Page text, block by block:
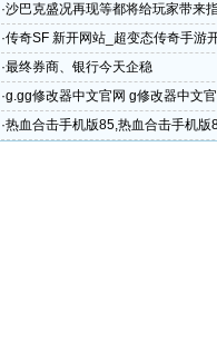
·沙巴克盛况再现等都将给玩家带来
震撼体验
·传奇SF 新开网站_超变态传奇手游
公益服官网 热
·最终券商、银行今天企稳
·g.gg修改器中文官网 g修改器中文
修改器中文官网方以
·热血合击手机版85,热血合击手机版